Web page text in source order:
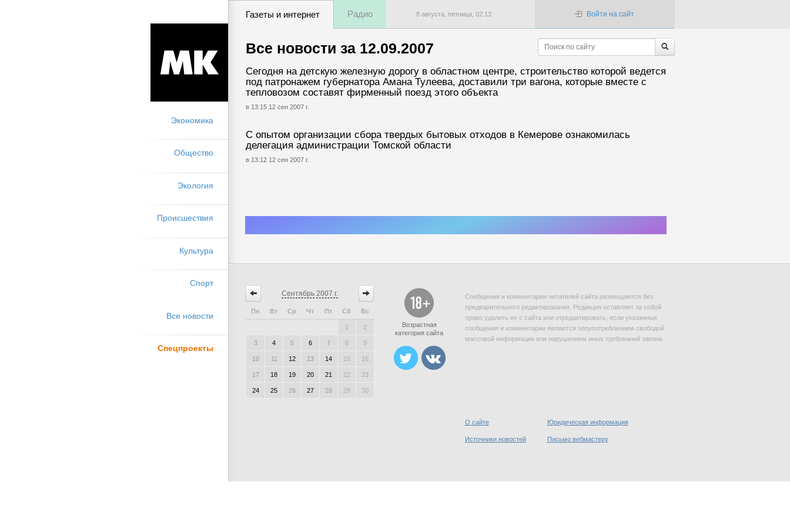
Экономика
Общество
Экология
Происшествия
Культура
Спорт
Все новости
Спецпроекты
Газеты и интернет Радио 8 августа, пятница, 02:13 Войти на сайт
Все новости за 12.09.2007
Сегодня на детскую железную дорогу в областном центре, строительство которой ведется
под патронажем губернатора Амана Тулеева, доставили три вагона, которые вместе с
тепловозом составят фирменный поезд этого объекта
в 13:15 12 сен 2007 г.
С опытом организации сбора твердых бытовых отходов в Кемерове ознакомилась
делегация администрации Томской области
в 13:12 12 сен 2007 г.
Сентябрь 2007 г.
Пн Вт Ср Чт Пт Сб Вс
1 2
3 4 5 6 7 8 9
10 11 12 13 14 15 16
17 18 19 20 21 22 23
24 25 26 27 28 29 30
Возрастная
категория сайта
Сообщения и комментарии читателей сайта размещаются без
предварительного редактирования. Редакция оставляет за собой
право удалить их с сайта или отредактировать, если указанные
сообщения и комментарии являются злоупотреблением свободой
массовой информации или нарушением иных требований закона.
О сайте Юридическая информация
Источники новостей Письмо вебмастеру